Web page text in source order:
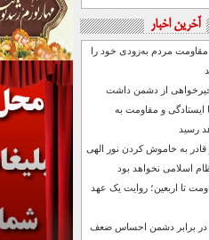
آخرین اخبار
مقاومت مردم به‌زودی خود را
خیرخواهی از دشمن داشت
ایستادگی و مقاومت به
رسید
به خاموش کردن نور الهی
اسلامی نخواهد بود
تا اربعین؛ روایت یک عهد
در برابر دشمن احساس ضعف